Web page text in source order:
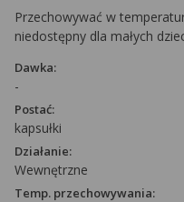
Przechowywać w
niedostępny dla małych
Dawka:
-
Postać:
kapsułki
Działanie:
Wewnętrzne
Temp. przechowywania: